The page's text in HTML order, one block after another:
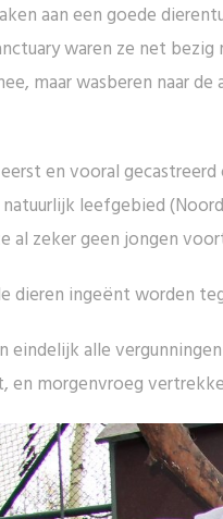
aan een goede
waren ze net
maar wasberen naar
en vooral
leefgebied
al zeker geen jongen
dieren ingeënt worden
eindelijk alle
en morgenvroeg